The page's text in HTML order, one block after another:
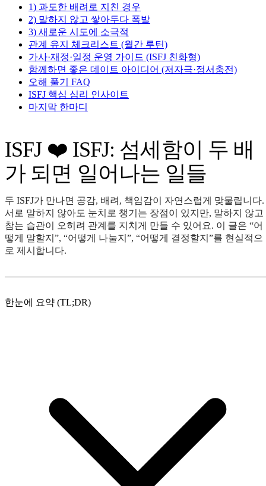
1) 과도한 배려로 지친 경우
2) 말하지 않고 쌓아두다 폭발
3) 새로운 시도에 소극적
관계 유지 체크리스트 (월간 루틴)
가사·재정·일정 운영 가이드 (ISFJ 친화형)
함께하면 좋은 데이트 아이디어 (저자극·정서충전)
오해 풀기 FAQ
ISFJ 핵심 심리 인사이트
마지막 한마디
ISFJ ❤️ ISFJ: 섬세함이 두 배
가 되면 일어나는 일들
두 ISFJ가 만나면 공감, 배려, 책임감이 자연스럽게 맞물립니다.
서로 말하지 않아도 눈치로 챙기는 장점이 있지만, 말하지 않고
참는 습관이 오히려 관계를 지치게 만들 수 있어요. 이 글은 “어
떻게 말할지”, “어떻게 나눌지”, “어떻게 결정할지”를 현실적으
로 제시합니다.
한눈에 요약 (TL;DR)